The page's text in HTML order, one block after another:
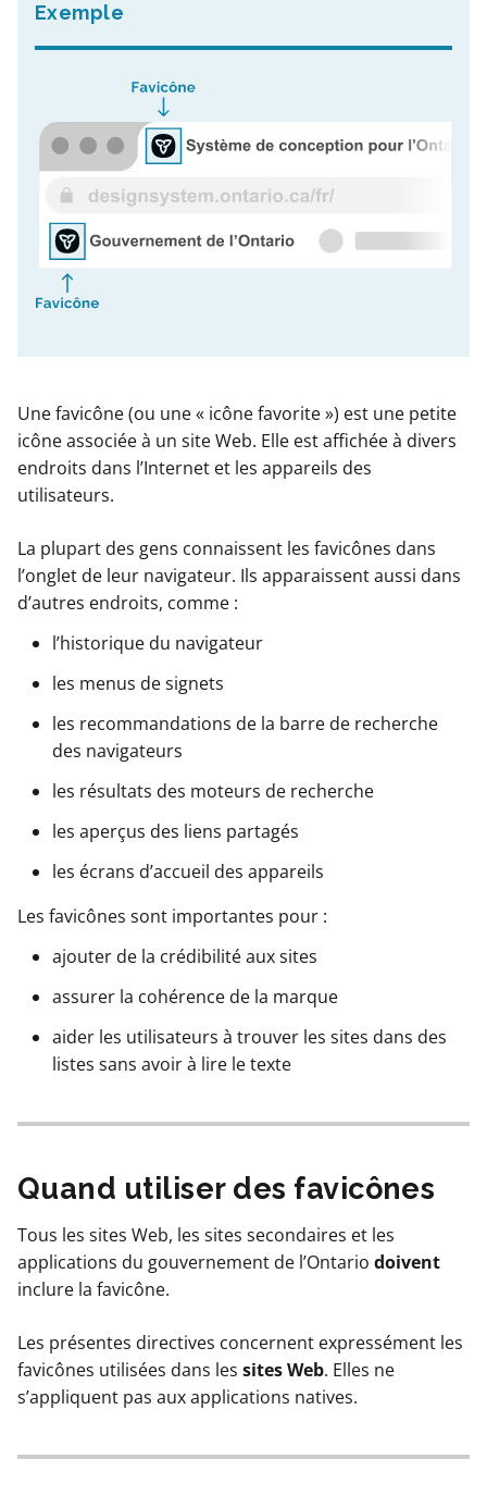
Exemple
Une favicône (ou une « icône favorite ») est une petite
icône associée à un site Web. Elle est affichée à divers
endroits dans l’Internet et les appareils des
utilisateurs.
La plupart des gens connaissent les favicônes dans
l’onglet de leur navigateur. Ils apparaissent aussi dans
d’autres endroits, comme :
l’historique du navigateur
les menus de signets
les recommandations de la barre de recherche
des navigateurs
les résultats des moteurs de recherche
les aperçus des liens partagés
les écrans d’accueil des appareils
Les favicônes sont importantes pour :
ajouter de la crédibilité aux sites
assurer la cohérence de la marque
aider les utilisateurs à trouver les sites dans des
listes sans avoir à lire le texte
Quand utiliser des favicônes
Tous les sites Web, les sites secondaires et les
applications du gouvernement de l’Ontario doivent
inclure la favicône.
Les présentes directives concernent expressément les
favicônes utilisées dans les sites Web. Elles ne
s’appliquent pas aux applications natives.